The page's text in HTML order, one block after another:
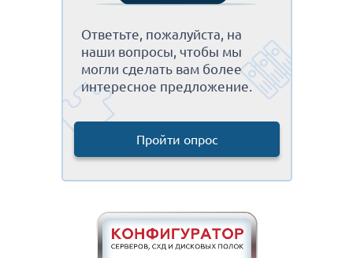
Ответьте, пожалуйста, на
наши вопросы, чтобы мы
могли сделать вам более
интересное предложение.
Пройти опрос